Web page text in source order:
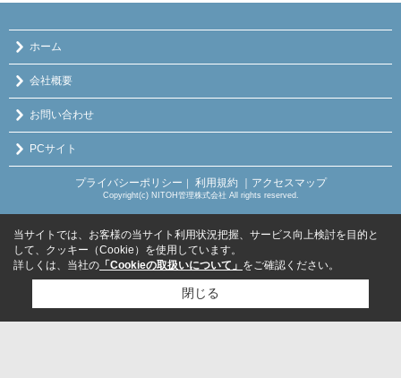
ホーム
会社概要
お問い合わせ
PCサイト
プライバシーポリシー ｜ 利用規約 ｜アクセスマップ
Copyright(c) NITOH管理株式会社 All rights reserved.
当サイトでは、お客様の当サイト利用状況把握、サービス向上検討を目的と
して、クッキー（Cookie）を使用しています。
詳しくは、当社の 「Cookieの取扱いについて」 をご確認ください。
閉じる